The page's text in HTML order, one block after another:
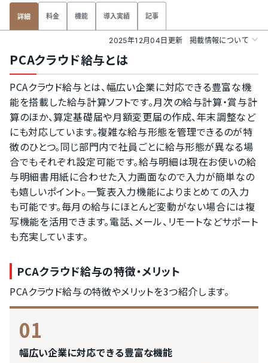
詳細 料金 機能 導入実績 記事
2025年12月04日更新 掲載情報について
PCAクラウド給与とは
PCAクラウド給与とは、幅広い企業に対応できる豊富な機
能を搭載した給与計算ソフトです。月次の給与計算・賞与計
算のほか、算定基礎届や月額変更届の作成、年末調整など
にも対応しています。複雑な給与形態を管理できるのが特
徴のひとつ。同じ部門内で社員ごとに給与形態が異なる場
合でもそれぞれ設定可能です。給与明細は現在お使いの給
与明細書用紙に合わせた入力画面なので入力が簡単なの
も嬉しいポイント。一覧表入力機能によりまとめての入力
も可能です。毎月の給与にほとんど変動がない場合には複
写機能を活用できます。電話、メール、リモートなどサポート
も充実しています。
PCAクラウド給与の特徴・メリット
PCAクラウド給与の特徴やメリットを3つ紹介します。
01
幅広い企業に対応できる豊富な機能